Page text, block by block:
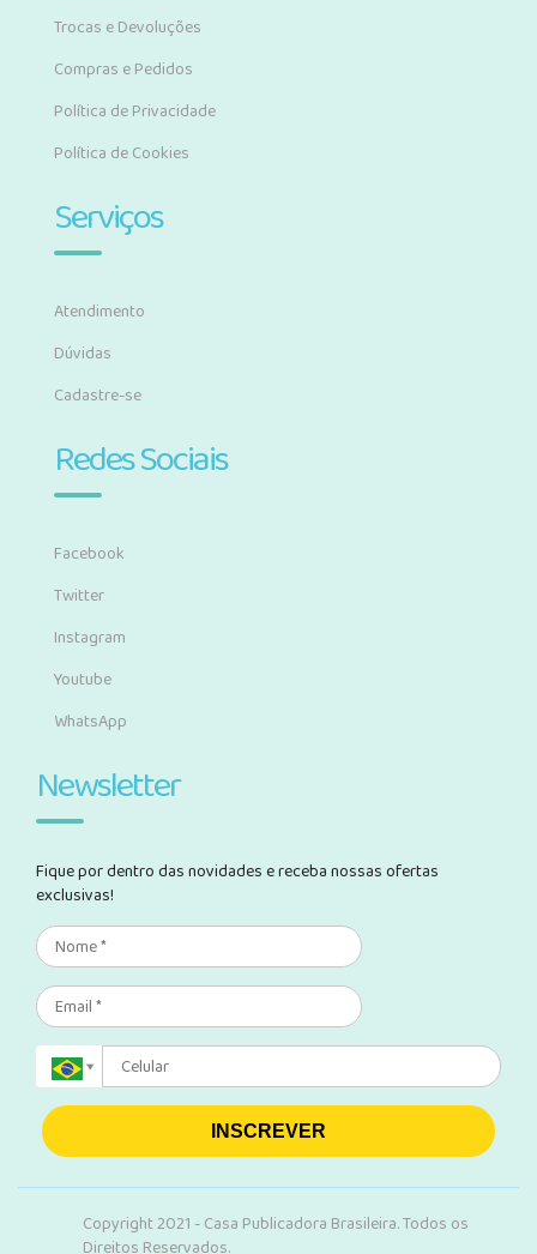
Trocas e Devoluções
Compras e Pedidos
Política de Privacidade
Política de Cookies
Serviços
Atendimento
Dúvidas
Cadastre-se
Redes Sociais
Facebook
Twitter
Instagram
Youtube
WhatsApp
Newsletter
Fique por dentro das novidades e receba nossas ofertas
exclusivas!
INSCREVER
Copyright 2021 - Casa Publicadora Brasileira. Todos os
Direitos Reservados.